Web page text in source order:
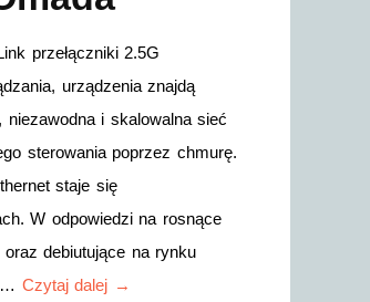
przełączniki 2.5G
urządzenia znajdą
i skalowalna sieć
sterowania poprzez chmurę.
staje się
W odpowiedzi na rosnące
debiutujące na rynku
Czytaj dalej →